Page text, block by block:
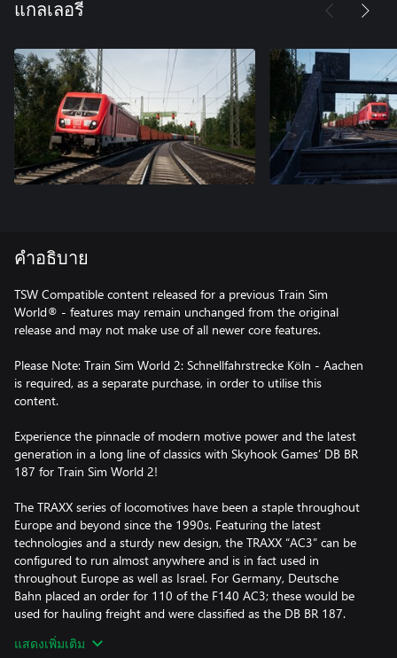
แกลเลอรี
คำอธิบาย
TSW Compatible content released for a previous Train Sim
World® - features may remain unchanged from the original
release and may not make use of all newer core features.
Please Note: Train Sim World 2: Schnellfahrstrecke Köln - Aachen
is required, as a separate purchase, in order to utilise this
content.
Experience the pinnacle of modern motive power and the latest
generation in a long line of classics with Skyhook Games’ DB BR
187 for Train Sim World 2!
The TRAXX series of locomotives have been a staple throughout
Europe and beyond since the 1990s. Featuring the latest
technologies and a sturdy new design, the TRAXX “AC3” can be
configured to run almost anywhere and is in fact used in
throughout Europe as well as Israel. For Germany, Deutsche
Bahn placed an order for 110 of the F140 AC3; these would be
used for hauling freight and were classified as the DB BR 187.
The state-of-the-art DB BR 187 represents the pinnacle of
แสดงเพิ่มเติม